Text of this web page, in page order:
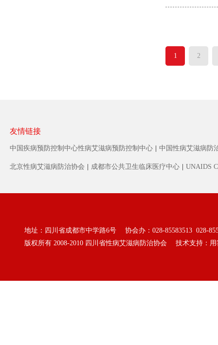
1 2
友情链接
中国疾病预防控制中心性病艾滋病预防控制中心 中国性病艾滋病防
北京性病艾滋病防治协会 成都市公共卫生临床医疗中心 UNAIDS
地址：四川省成都市中学路6号 协会办：028-85583513 028-
版权所有 2008-2010 四川省性病艾滋病防治协会 技术支持：